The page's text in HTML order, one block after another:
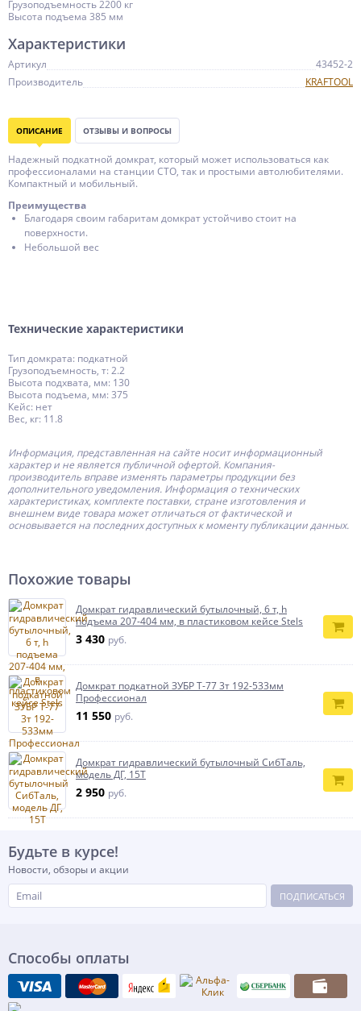
Грузоподъемность 2200 кг
Высота подъема 385 мм
Характеристики
Артикул
43452-2
Производитель
KRAFTOOL
ОПИСАНИЕ ОТЗЫВЫ И ВОПРОСЫ
Надежный подкатной домкрат, который может использоваться как
профессионалами на станции СТО, так и простыми автолюбителями.
Компактный и мобильный.
Преимущества
Благодаря своим габаритам домкрат устойчиво стоит на
поверхности.
Небольшой вес
Технические характеристики
Тип домкрата: подкатной
Грузоподъемность, т: 2.2
Высота подхвата, мм: 130
Высота подъема, мм: 375
Кейс: нет
Вес, кг: 11.8
Информация, представленная на сайте носит информационный
характер и не является публичной офертой. Компания-
производитель вправе изменять параметры продукции без
дополнительного уведомления. Информация о технических
характеристиках, комплекте поставки, стране изготовления и
внешнем виде товара может отличаться от фактической и
основывается на последних доступных к моменту публикации данных.
Похожие товары
Домкрат гидравлический бутылочный, 6 т, h
подъема 207-404 мм, в пластиковом кейсе Stels
3 430 руб.
Домкрат подкатной ЗУБР Т-77 3т 192-533мм
Профессионал
11 550 руб.
Домкрат гидравлический бутылочный СибТаль,
модель ДГ, 15Т
2 950 руб.
Будьте в курсе!
Новости, обзоры и акции
ПОДПИСАТЬСЯ
Способы оплаты